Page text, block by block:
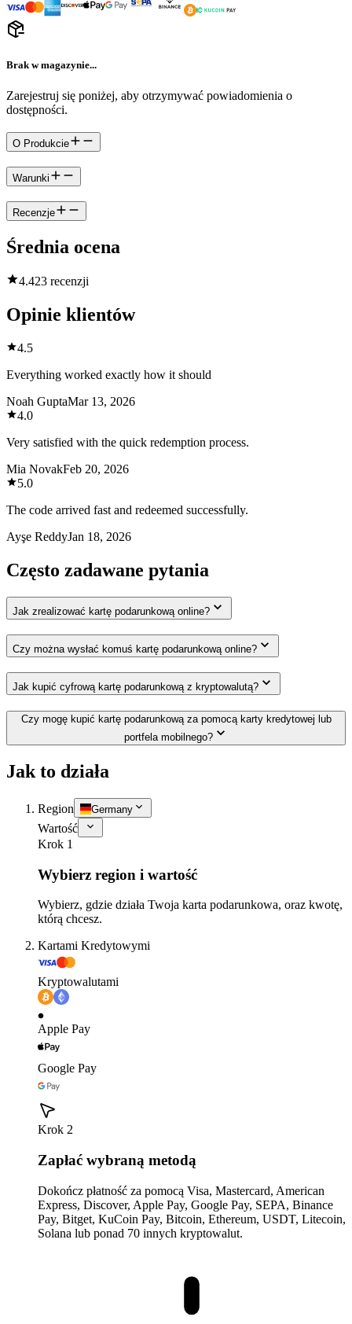
Brak w magazynie...
Zarejestruj się poniżej, aby otrzymywać powiadomienia o
dostępności.
O Produkcie
Warunki
Recenzje
Średnia ocena
4.423 recenzji
Opinie klientów
4.5
Everything worked exactly how it should
Noah GuptaMar 13, 2026
4.0
Very satisfied with the quick redemption process.
Mia NovakFeb 20, 2026
5.0
The code arrived fast and redeemed successfully.
Ayşe ReddyJan 18, 2026
Często zadawane pytania
Jak zrealizować kartę podarunkową online?
Czy można wysłać komuś kartę podarunkową online?
Jak kupić cyfrową kartę podarunkową z kryptowalutą?
Czy mogę kupić kartę podarunkową za pomocą karty kredytowej lub
portfela mobilnego?
Jak to działa
Region Germany
Wartość
Krok 1
Wybierz region i wartość
Wybierz, gdzie działa Twoja karta podarunkowa, oraz kwotę,
którą chcesz.
Kartami Kredytowymi
Kryptowalutami
Apple Pay
Google Pay
Krok 2
Zapłać wybraną metodą
Dokończ płatność za pomocą Visa, Mastercard, American
Express, Discover, Apple Pay, Google Pay, SEPA, Binance
Pay, Bitget, KuCoin Pay, Bitcoin, Ethereum, USDT, Litecoin,
Solana lub ponad 70 innych kryptowalut.